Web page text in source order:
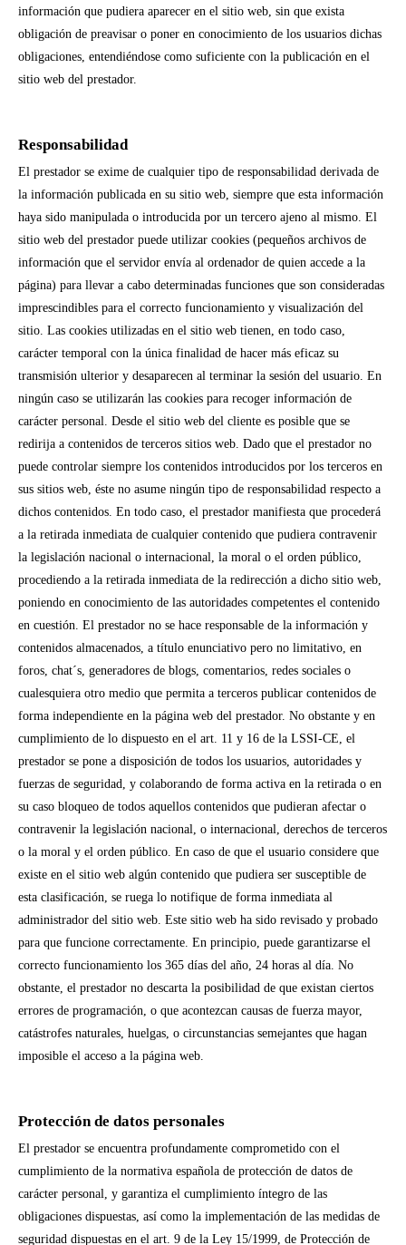
información que pudiera aparecer en el sitio web, sin que exista
obligación de preavisar o poner en conocimiento de los usuarios dichas
obligaciones, entendiéndose como suficiente con la publicación en el
sitio web del prestador.
Responsabilidad
El prestador se exime de cualquier tipo de responsabilidad derivada de
la información publicada en su sitio web, siempre que esta información
haya sido manipulada o introducida por un tercero ajeno al mismo. El
sitio web del prestador puede utilizar cookies (pequeños archivos de
información que el servidor envía al ordenador de quien accede a la
página) para llevar a cabo determinadas funciones que son consideradas
imprescindibles para el correcto funcionamiento y visualización del
sitio. Las cookies utilizadas en el sitio web tienen, en todo caso,
carácter temporal con la única finalidad de hacer más eficaz su
transmisión ulterior y desaparecen al terminar la sesión del usuario. En
ningún caso se utilizarán las cookies para recoger información de
carácter personal. Desde el sitio web del cliente es posible que se
redirija a contenidos de terceros sitios web. Dado que el prestador no
puede controlar siempre los contenidos introducidos por los terceros en
sus sitios web, éste no asume ningún tipo de responsabilidad respecto a
dichos contenidos. En todo caso, el prestador manifiesta que procederá
a la retirada inmediata de cualquier contenido que pudiera contravenir
la legislación nacional o internacional, la moral o el orden público,
procediendo a la retirada inmediata de la redirección a dicho sitio web,
poniendo en conocimiento de las autoridades competentes el contenido
en cuestión. El prestador no se hace responsable de la información y
contenidos almacenados, a título enunciativo pero no limitativo, en
foros, chat´s, generadores de blogs, comentarios, redes sociales o
cualesquiera otro medio que permita a terceros publicar contenidos de
forma independiente en la página web del prestador. No obstante y en
cumplimiento de lo dispuesto en el art. 11 y 16 de la LSSI-CE, el
prestador se pone a disposición de todos los usuarios, autoridades y
fuerzas de seguridad, y colaborando de forma activa en la retirada o en
su caso bloqueo de todos aquellos contenidos que pudieran afectar o
contravenir la legislación nacional, o internacional, derechos de terceros
o la moral y el orden público. En caso de que el usuario considere que
existe en el sitio web algún contenido que pudiera ser susceptible de
esta clasificación, se ruega lo notifique de forma inmediata al
administrador del sitio web. Este sitio web ha sido revisado y probado
para que funcione correctamente. En principio, puede garantizarse el
correcto funcionamiento los 365 días del año, 24 horas al día. No
obstante, el prestador no descarta la posibilidad de que existan ciertos
errores de programación, o que acontezcan causas de fuerza mayor,
catástrofes naturales, huelgas, o circunstancias semejantes que hagan
imposible el acceso a la página web.
Protección de datos personales
El prestador se encuentra profundamente comprometido con el
cumplimiento de la normativa española de protección de datos de
carácter personal, y garantiza el cumplimiento íntegro de las
obligaciones dispuestas, así como la implementación de las medidas de
seguridad dispuestas en el art. 9 de la Ley 15/1999, de Protección de